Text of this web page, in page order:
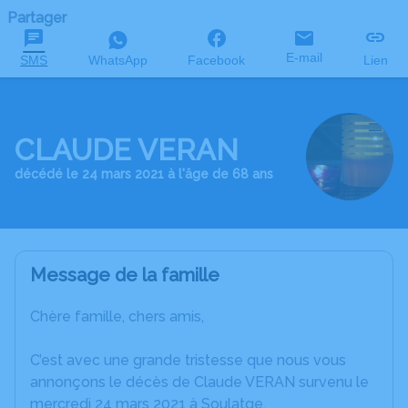
Partager
SMS WhatsApp Facebook E-mail Lien
CLAUDE VERAN
décédé le 24 mars 2021 à l'âge de 68 ans
Message de la famille
Chère famille, chers amis,
C’est avec une grande tristesse que nous vous
annonçons le décès de Claude VERAN survenu le
mercredi 24 mars 2021 à Soulatge.